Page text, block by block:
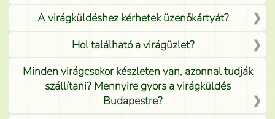
A virágküldéshez kérhetek üzenőkártyát?
Hol található a virágüzlet?
Minden virágcsokor készleten van, azonnal tudják
szállítani? Mennyire gyors a virágküldés
Budapestre?